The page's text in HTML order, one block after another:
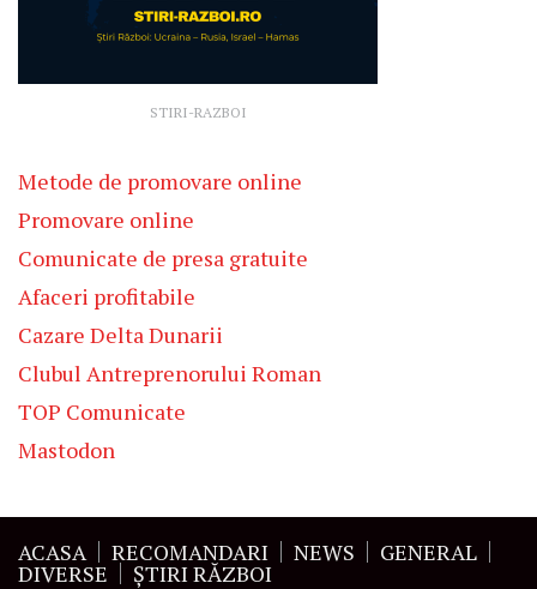
STIRI-RAZBOI
Metode de promovare online
Promovare online
Comunicate de presa gratuite
Afaceri profitabile
Cazare Delta Dunarii
Clubul Antreprenorului Roman
TOP Comunicate
Mastodon
ACASA RECOMANDARI NEWS GENERAL
DIVERSE ŞTIRI RĂZBOI